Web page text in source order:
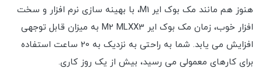
هنوز هم مانند مک بوک ایر M1، با بهینه سازی نرم افزار و سخت
افزار خوب، زمان مک بوک ایر M2 MLXX3 به میزان قابل توجهی
افزایش می یابد. شما به راحتی به نزدیک به 20 ساعت استفاده
برای کارهای معمولی می رسید، بیش از یک روز کاری.